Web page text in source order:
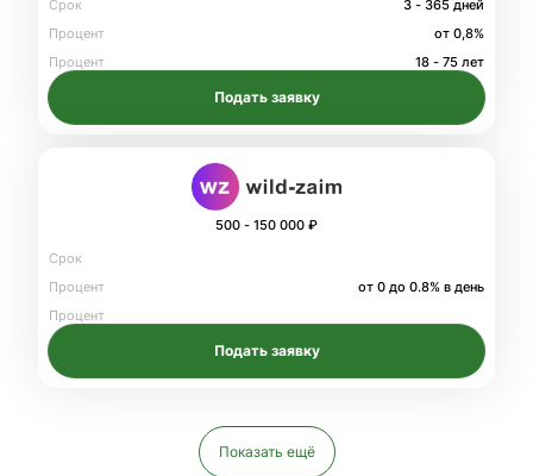
Срок
3 - 365 дней
Процент
от 0,8%
Процент
18 - 75 лет
Подать заявку
500 - 150 000 ₽
Срок
Процент
от 0 до 0.8% в день
Процент
Подать заявку
Показать ещё